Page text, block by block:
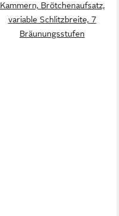
Kammern, Brötchenaufsatz,
variable Schlitzbreite, 7
Bräunungsstufen